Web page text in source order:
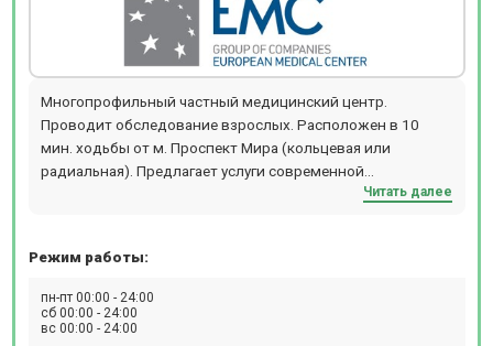
Многопрофильный частный медицинский центр.
Проводит обследование взрослых. Расположен в 10
мин. ходьбы от м. Проспект Мира (кольцевая или
радиальная). Предлагает услуги современной
диагностики: МРТ, КТ, ПЭТ-КТ, Бронхоскопию,Читать далее
Режим работы:
пн-пт 00:00 - 24:00
сб 00:00 - 24:00
вс 00:00 - 24:00